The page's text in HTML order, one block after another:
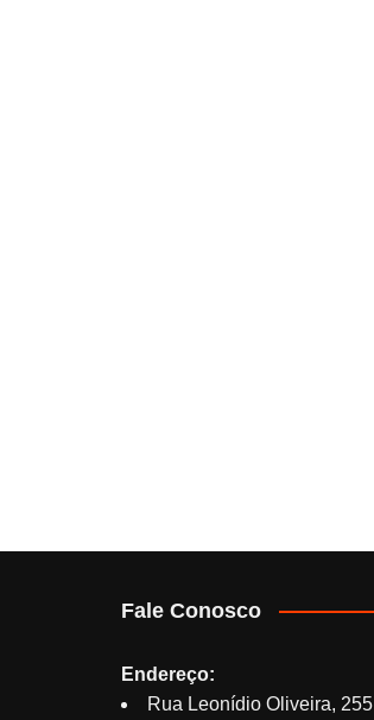
Fale Conosco
Endereço:
Rua Leonídio Oliveira, 255